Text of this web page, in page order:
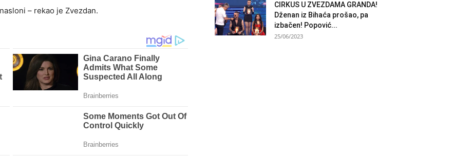
– rekao je Zvezdan.
CIRKUS U ZVEZDAMA GRANDA!
Dženan iz Bihaća prošao, pa
izbačen! Popović...
25/06/2023